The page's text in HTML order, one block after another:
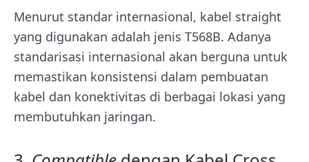
Menurut standar internasional, kabel straight
yang digunakan adalah jenis T568B. Adanya
standarisasi internasional akan berguna untuk
memastikan konsistensi dalam pembuatan
kabel dan konektivitas di berbagai lokasi yang
membutuhkan jaringan.